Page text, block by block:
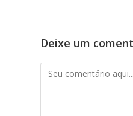
Deixe um
Comentário